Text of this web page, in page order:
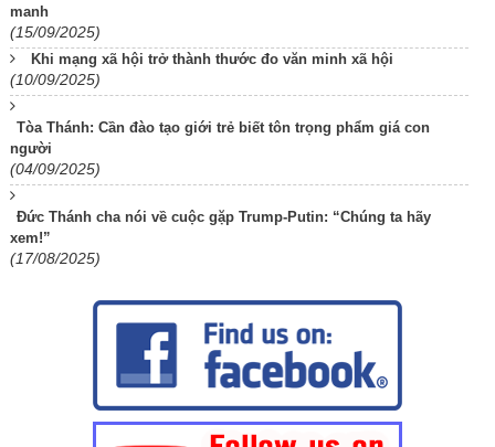
manh
(15/09/2025)
Khi mạng xã hội trở thành thước đo văn minh xã hội
(10/09/2025)
Tòa Thánh: Cần đào tạo giới trẻ biết tôn trọng phẩm giá con
người
(04/09/2025)
Đức Thánh cha nói về cuộc gặp Trump-Putin: “Chúng ta hãy
xem!”
(17/08/2025)